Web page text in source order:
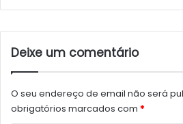
Deixe um comentário
O seu endereço de email não será
obrigatórios marcados com *